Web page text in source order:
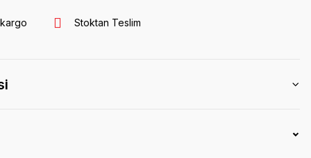
Stoktan Teslim